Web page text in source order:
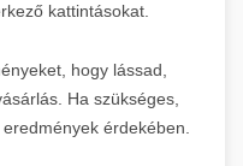
kattintásokat.
hogy lássad,
Ha szükséges,
érdekében.